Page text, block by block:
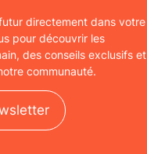
directement dans votre
pour découvrir les
des conseils exclusifs et
communauté.